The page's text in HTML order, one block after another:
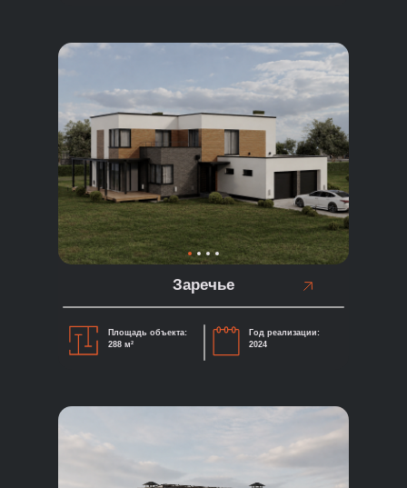
Заречье
Год реализации:
2024
Площадь объекта:
288 м²